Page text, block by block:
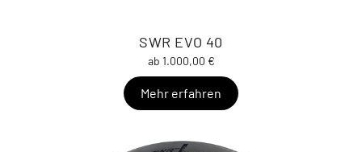
SWR EVO 40
ab 1.000,00 €
Mehr erfahren